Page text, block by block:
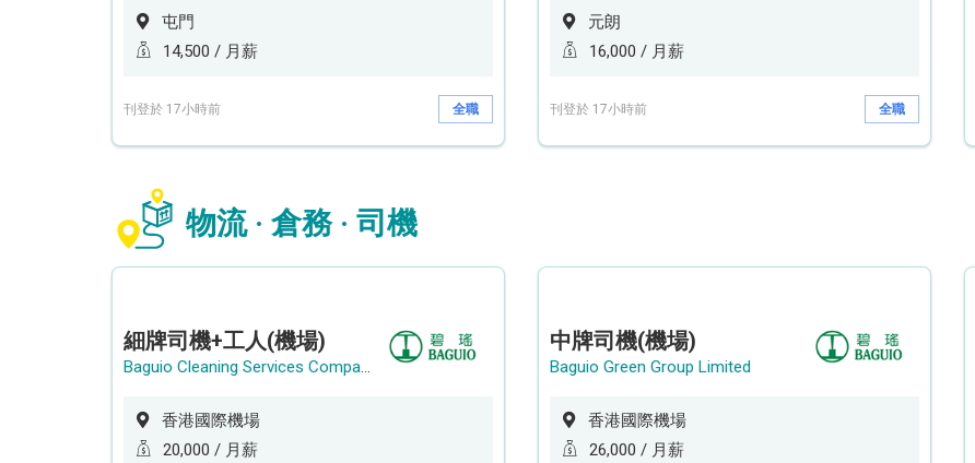
屯門
14,500 / 月薪
刊登於 17小時前 全職
元朗
16,000 / 月薪
刊登於 17小時前 全職
物流 · 倉務 · 司機
細牌司機+工人(機場)
Baguio Cleaning Services Company Limited
香港國際機場
20,000 / 月薪
中牌司機(機場)
Baguio Green Group Limited
香港國際機場
26,000 / 月薪